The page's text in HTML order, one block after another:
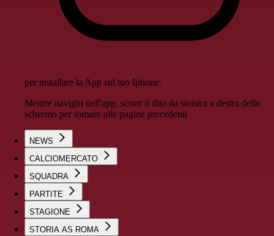
per installare la App sul tuo Iphone.
Mentre navighi nell'app, scorri il dito da sinistra a destra dello
schermo per tornare alle pagine precedenti
NEWS
CALCIOMERCATO
SQUADRA
PARTITE
STAGIONE
STORIA AS ROMA